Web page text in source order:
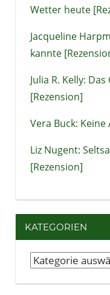
Wetter heute
Jacqueline
kannte
Julia R. Kelly:
[Rezension]
Vera Buck:
Liz Nugent:
[Rezension]
KATEGORIEN
Kategorien